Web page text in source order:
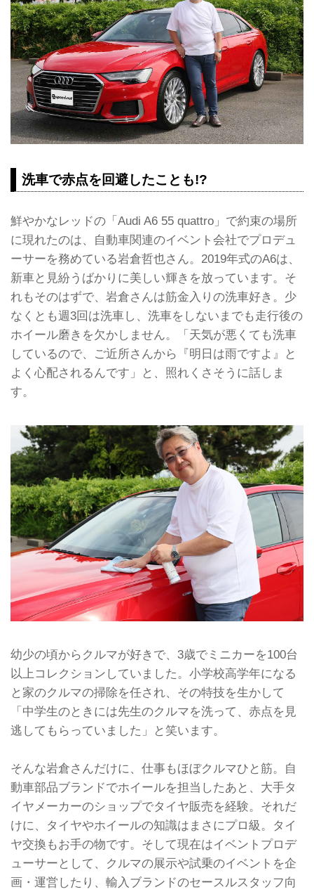
洗車で赤点を回避したことも!?
鮮やかなレッドの「Audi A6 55 quattro」で約束の場所
に現れたのは、自動車関連のイベント会社でプロデュ
ーサーを務めている岩倉哲也さん。2019年式のA6は、
新車と見紛うばかりに美しい輝きを放っています。そ
れもそのはずで、岩倉さんは筋金入りの洗車好き。少
なくとも週3回は洗車し、洗車をしないまでも走行後の
ホイール磨きを欠かしません。「天気が悪くても洗車
しているので、ご近所さんから『明日は雨ですよ』と
よく心配されるんです」と、照れくさそうに話しま
す。
幼少の頃からクルマが好きで、3歳でミニカーを100台
以上コレクションしていました。小学校高学年になる
と家のクルマの掃除を任され、その特技を生かして
「中学生のときには先生のクルマを洗って、赤点を見
逃してもらっていました」と笑います。
そんな岩倉さんだけに、仕事もほぼクルマひと筋。自
動車部品ブランドでホイールを担当したあと、大手タ
イヤメーカーのショップでタイヤ販売を経験。それだ
けに、タイヤやホイールの知識はまさにプロ級。タイ
ヤ交換もお手の物です。そして現在はイベントプロデ
ューサーとして、クルマの展示や試乗のイベントを企
画・運営したり、輸入ブランドのセースルスタッフ向